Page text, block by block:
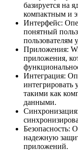
базируется на
компактным и
Интерфейс:
понятный
пользователям
Приложения:
приложения,
Интеграция:
интегрировать
такими как
данными.
Безопасность:
надежную
приложений.